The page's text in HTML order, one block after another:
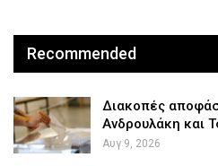
Recommended
Διακοπές
Ανδρουλάκη και
Αυγ 9, 2026